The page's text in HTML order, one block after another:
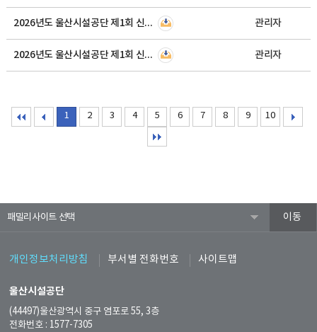
2026년도 울산시설공단 제1회 신규직원 채용 필기시험 합격자 명단 안내 및 AI역량검사·면접시험(체력검정) 실시공고 관리자
2026년도 울산시설공단 제1회 신규직원 채용 서류심사 합격자 및 필기시험 공고 관리자
1 2 3 4 5 6 7 8 9 10
패밀리사이트
개인정보처리방침 부서별 전화번호 사이트맵
울산시설공단
(44497)울산광역시 중구 염포로 55, 3층
전화번호 : 1577-7305